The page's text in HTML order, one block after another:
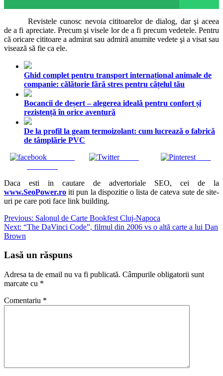
Revistele cunosc nevoia cititoarelor de dialog, dar şi aceea
de a fi apreciate. Precum şi visele lor de a fi precum vedetele. Pentru
că oricare cititoare a admirat sau admiră anumite vedete şi a visat sau
visează să fie ca ele.
Ghid complet pentru transport internațional animale de
companie: călătorie fără stres pentru cățelul tău
Bocancii de deșert – alegerea ideală pentru confort și
rezistență în orice aventură
De la profil la geam termoizolant: cum lucrează o fabrică
de tâmplărie PVC
Tweet Save
Daca esti in cautare de advertoriale SEO, cei de la
www.SeoPower.ro iti pun la dispozitie o lista de cateva sute de site-
uri pe care poti face link building.
Navigare
în
Previous: Salonul de Carte Bookfest Cluj-Napoca
Next: “The DaVinci Code”, filmul din 2006 vs o altă carte a lui Dan
Brown
Lasă un răspuns
Adresa ta de email nu va fi publicată. Câmpurile obligatorii sunt
marcate cu *
Comentariu *